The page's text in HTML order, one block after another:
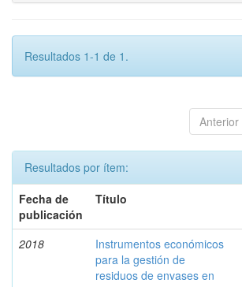
Resultados 1-1 de 1.
Anterior
Resultados por ítem:
Fecha de
publicación
Título
2018
Instrumentos económicos
para la gestión de
residuos de envases en